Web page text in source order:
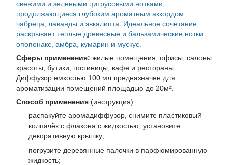
свежими и зелеными цитрусовыми нотками,
продолжающиеся глубоким ароматным аккордом
чабреца, лаванды и эвкалипта. Идеальное сочетание,
раскрывает теплые древесные и бальзамические нотки:
опопонакс, амбра, кумарин и мускус.
Сферы применения: жилые помещения, офисы, салоны
красоты, бутики, гостиницы, кафе и рестораны.
Диффузор емкостью 100 мл предназначен для
ароматизации помещений площадью до 20м².
Способ применения (инструкция):
распакуйте аромадиффузор, снимите пластиковый
колпачёк с флакона с жидкостью, установите
декоративную крышку;
погрузите деревянные палочки в парфюмированную
жидкость;